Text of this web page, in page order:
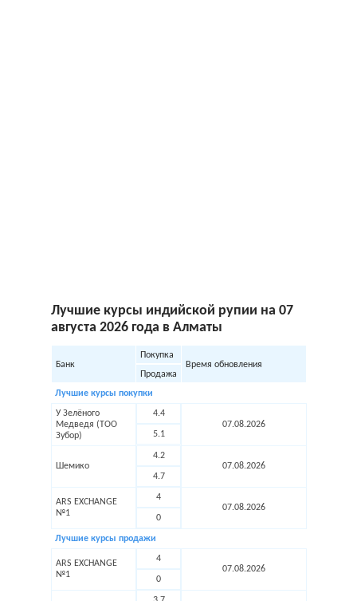
Лучшие курсы индийской рупии на 07
августа 2026 года в Алматы
Банк
Покупка
Продажа
Время обновления
Лучшие курсы покупки
У Зелёного
Медведя (ТОО
Зубор)
4.4
5.1
07.08.2026
Шемико
4.2
4.7
07.08.2026
ARS EXCHANGE
№1
4
0
07.08.2026
Лучшие курсы продажи
ARS EXCHANGE
№1
4
0
07.08.2026